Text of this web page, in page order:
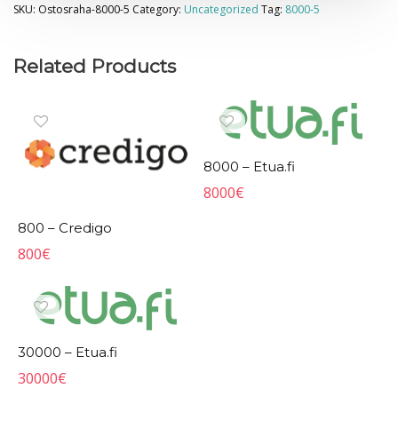
SKU: Ostosraha-8000-5 Category: Uncategorized Tag: 8000-5
Related Products
800 – Credigo
800€
8000 – Etua.fi
8000€
30000 – Etua.fi
30000€